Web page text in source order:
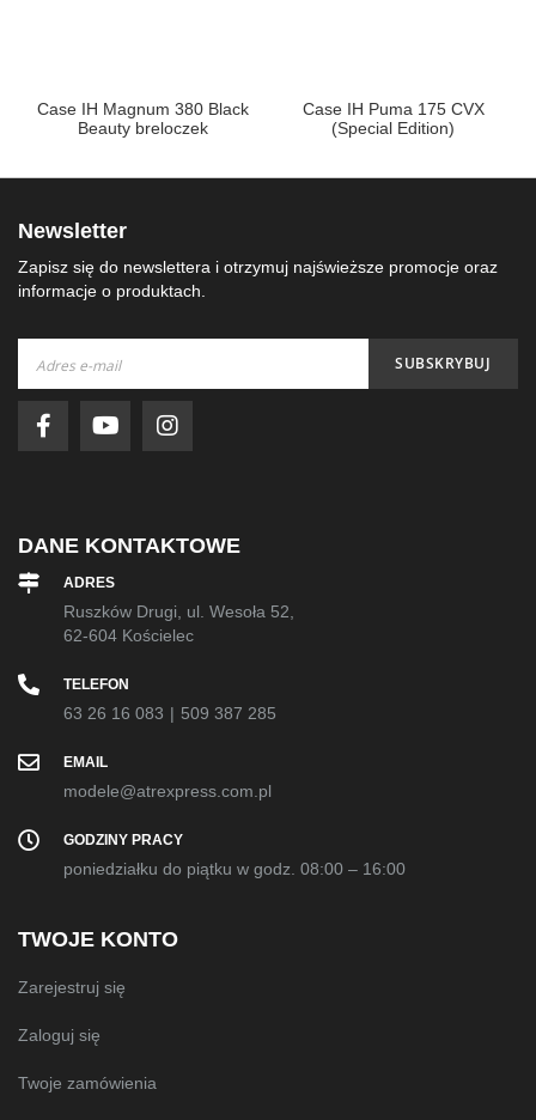
Case IH Magnum 380 Black
Beauty breloczek
Case IH Puma 175 CVX
(Special Edition)
Newsletter
Zapisz się do newslettera i otrzymuj najświeższe promocje oraz
informacje o produktach.
nasz
newsletter:
SUBSKRYBUJ
DANE KONTAKTOWE
ADRES
Ruszków Drugi, ul. Wesoła 52,
62-604 Kościelec
TELEFON
63 26 16 083 | 509 387 285
EMAIL
modele@atrexpress.com.pl
GODZINY PRACY
poniedziałku do piątku w godz. 08:00 – 16:00
TWOJE KONTO
Zarejestruj się
Zaloguj się
Twoje zamówienia